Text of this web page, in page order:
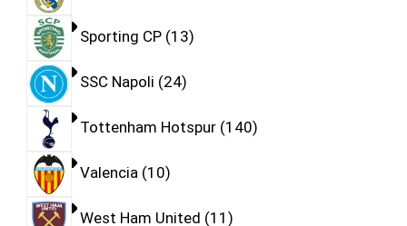
Sporting CP 13
SSC Napoli 24
Tottenham Hotspur 140
Valencia 10
West Ham United 11